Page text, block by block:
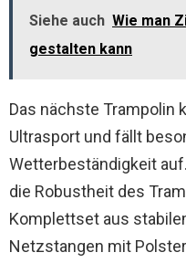
Siehe auch Wie man
gestalten kann
Das nächste Trampolin
Ultrasport und fällt
Wetterbeständigkeit
die Robustheit des
Komplettset aus
Netzstangen mit